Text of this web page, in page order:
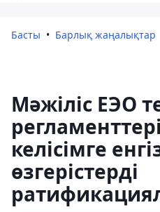
Басты Барлық жаңалықтар
Мәжіліс ЕЭО
келісімге
өзгерістерді